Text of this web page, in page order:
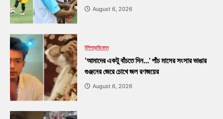
August 6, 2026
টলিপাড়াবিনোদন
‘আমাদের একটু বাঁচতে দিন…’ পাঁচ মাসের সংসার ভাঙার
গুঞ্জনের জেরে চোখে জল রণজয়ের
August 6, 2026